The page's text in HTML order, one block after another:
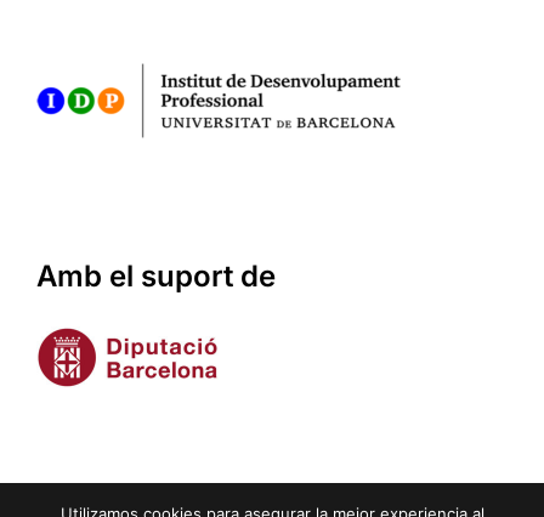
Amb el suport de